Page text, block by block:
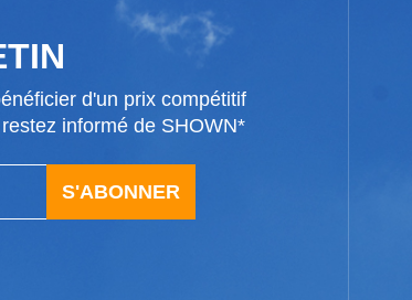
d'un prix compétitif
informé de SHOWN*
S'ABONNER